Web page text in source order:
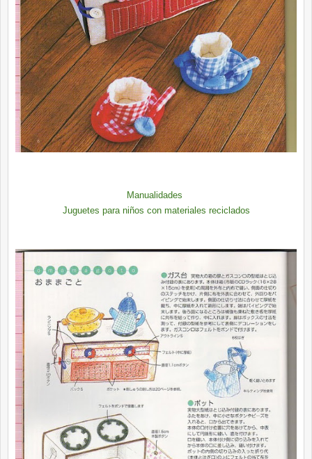
Manualidades
Juguetes para niños con materiales reciclados